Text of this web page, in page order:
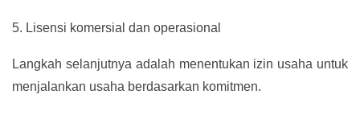
5. Lisensi komersial dan operasional
Langkah selanjutnya adalah menentukan izin usaha untuk
menjalankan usaha berdasarkan komitmen.